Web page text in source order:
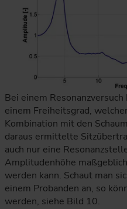
Bei einem
einem Freiheitsgrad,
Kombination mit den
daraus ermittelte
auch nur eine
Amplitudenhöhe
werden kann. Schaut man
einem Probanden an, so
werden, siehe Bild 10.